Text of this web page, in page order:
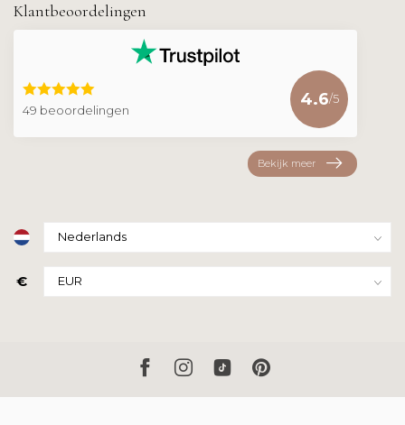
Klantbeoordelingen
49 beoordelingen
4.6/5
Bekijk meer
€